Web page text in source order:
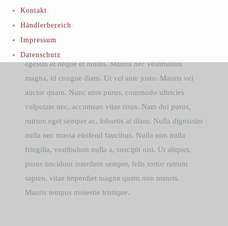
Kontakt
Händlerbereich
Impressum
Datenschutz
Lorem ipsum dolor sit amet, consectetur adipiscing elit.
Nullam in tincidunt dui. Ut at ultrices purus, eu congue
egestas et neque et mollis. Mauris nec vestibulum
magna, id congue diam. Ut vel ante justo. Mauris vel
auctor quam. Nunc eros purus, commodo ultricies
vulputate nec, accumsan vitae risus. Nam dui purus,
rutrum eget semper ac, lobortis at diam. Nulla dignissim
nulla nec massa eleifend faucibus. Nulla non nulla
fringilla, vestibulum nulla a, suscipit nisi. Ut aliquet,
purus tincidunt interdum semper, felis tortor rutrum
sapien, vitae imperdiet magna quam non mauris.
Mauris tempus molestie tristique.